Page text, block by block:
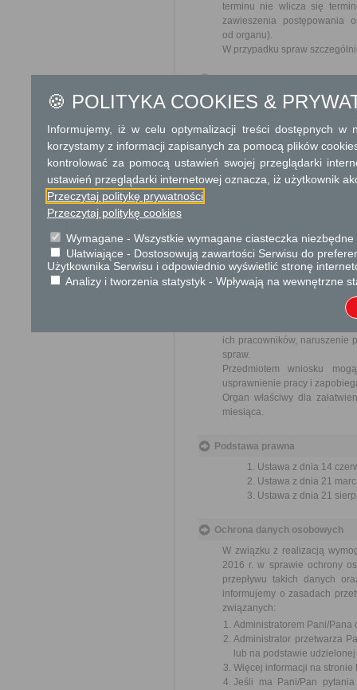
terminu nie wlicza się
zawieszenia postępowania
od organu).
W przypadku spraw
Telefon: 242676747
Dodatkowe
Opłata
Wniosek o odszkodowanie
17 zł opłata skarbowa za
Odwołanie wnosi się do
który ją wydał. O
placówce pocztowej
ich pracowników, naruszenie
spraw.
Przedmiotem wniosku
usprawnienie pracy i
Organ właściwy dla
miesiąca.
Podstawa prawna
Ustawa z dnia 14
Ustawa z dnia 21
Ustawa z dnia 21
Ochrona danych osobowych
W związku z realizacją
2016 r. w sprawie ochrony
przepływu takich danych
informujemy o zasadach
związanych:
Administratorem Pani/Pana
Administrator przetwarza
lub na podstawie udzielonej
Więcej informacji na stronie
Jeśli ma Pani/Pan
🍪 POLITYKA COOKIES &
Informujemy, iż w celu optymalizacji treści dostępnych w
korzystamy z informacji zapisanych za pomocą plików
kontrolować za pomocą ustawień swojej przeglądarki
ustawień przeglądarki internetowej oznacza, iż użytkownik
Przeczytaj politykę prywatności
Przeczytaj politykę cookies
Wymagane - Wszystkie wymagane ciasteczka
Ułatwiające - Dostosowują zawartości Serwisu do
Użytkownika Serwisu i odpowiednio wyświetlić stronę
Analizy i tworzenia statystyk - Wpływają na wewnętrzne